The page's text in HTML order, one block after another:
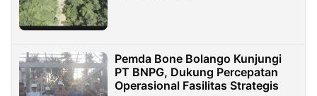
Pemda Bone Bolango Kunjungi
PT BNPG, Dukung Percepatan
Operasional Fasilitas Strategis